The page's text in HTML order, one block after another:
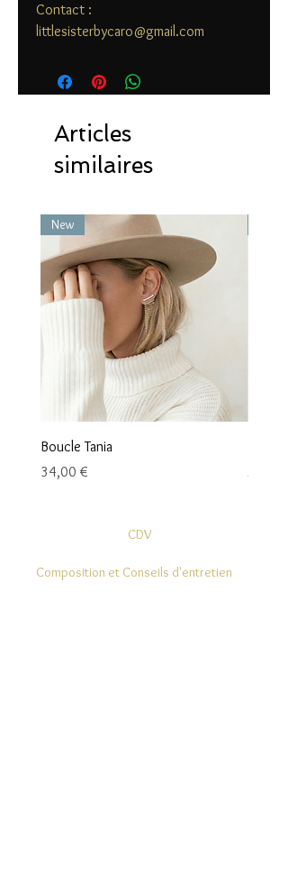
Contact :
littlesisterbycaro@gmail.com
Articles
similaires
New
Boucle Tania
Prix
34,00 € 28,00 €
CDV
Composition et Conseils d'entretien